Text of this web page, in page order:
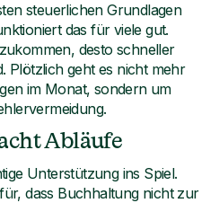
steuerlichen Grundlagen
das für viele gut.
desto schneller
Plötzlich geht es nicht mehr
im Monat, sondern um
Abläufe
Unterstützung ins Spiel.
dass Buchhaltung nicht zur